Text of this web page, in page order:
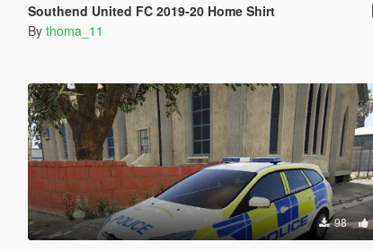
Southend United FC 2019-20 Home Shirt
By thoma_11
98